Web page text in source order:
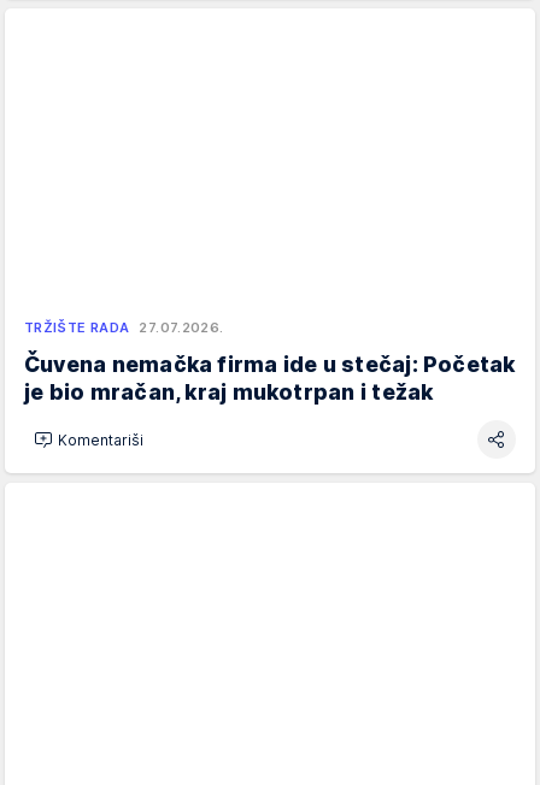
TRŽIŠTE RADA 27.07.2026.
Čuvena nemačka firma ide u stečaj: Početak
je bio mračan, kraj mukotrpan i težak
Komentariši